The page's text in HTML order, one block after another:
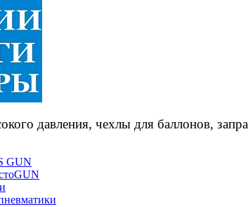
давления, чехлы для баллонов,
GUN